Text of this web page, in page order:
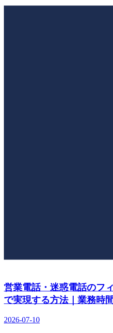
営業電話・迷惑電話のフ
で実現する方法｜業務時
2026-07-10